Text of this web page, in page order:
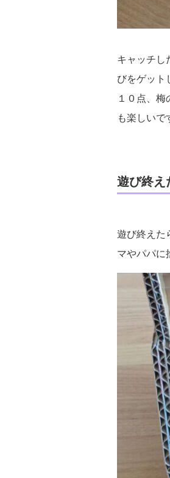
キャッチし
びをゲット
１０点、
も楽しいで
遊び終え
遊び終えた
マやパパに